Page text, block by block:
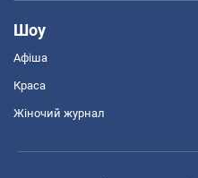
Шоу
Афіша
Краса
Жіночий журнал